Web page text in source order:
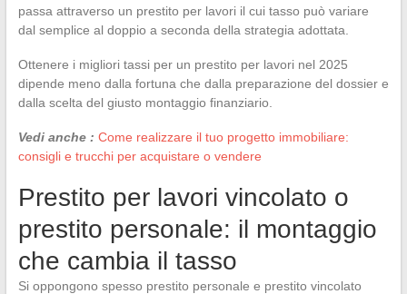
passa attraverso un prestito per lavori il cui tasso può variare
dal semplice al doppio a seconda della strategia adottata.
Ottenere i migliori tassi per un prestito per lavori nel 2025
dipende meno dalla fortuna che dalla preparazione del dossier e
dalla scelta del giusto montaggio finanziario.
Vedi anche : Come realizzare il tuo progetto immobiliare:
consigli e trucchi per acquistare o vendere
Prestito per lavori vincolato o
prestito personale: il montaggio
che cambia il tasso
Si oppongono spesso prestito personale e prestito vincolato